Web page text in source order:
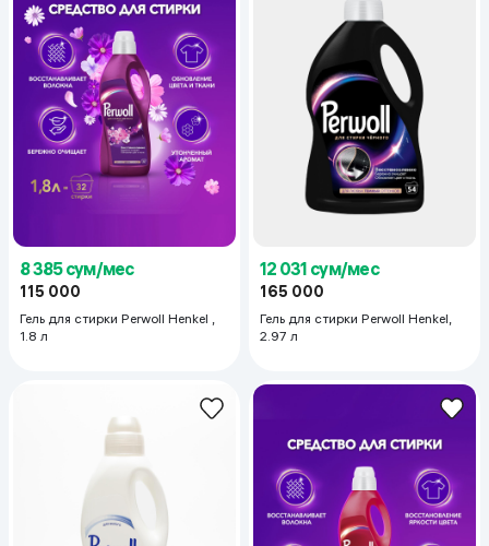
8 385 сум/мес
115 000
Гель для стирки Perwoll Henkel ,
1.8 л
12 031 сум/мес
165 000
Гель для стирки Perwoll Henkel,
2.97 л